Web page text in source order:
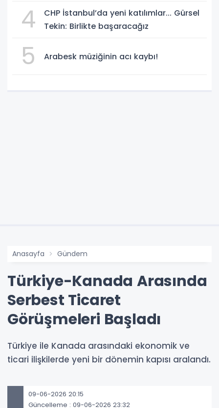
4
CHP İstanbul’da yeni katılımlar... Gürsel
Tekin: Birlikte başaracağız
5 Arabesk müziğinin acı kaybı!
Anasayfa Gündem
Türkiye-Kanada Arasında
Serbest Ticaret
Görüşmeleri Başladı
Türkiye ile Kanada arasındaki ekonomik ve
ticari ilişkilerde yeni bir dönemin kapısı aralandı.
09-06-2026 20:15
Güncelleme : 09-06-2026 23:32